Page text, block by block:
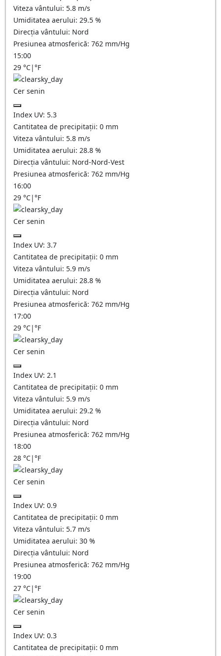
Viteza vântului: 5.8 m/s
Umiditatea aerului: 29.5 %
Direcția vântului: Nord
Presiunea atmosferică: 762 mm/Hg
15:00
29 °C|°F
Cer senin
Index UV: 5.3
Cantitatea de precipitații: 0 mm
Viteza vântului: 5.8 m/s
Umiditatea aerului: 28.8 %
Direcția vântului: Nord-Nord-Vest
Presiunea atmosferică: 762 mm/Hg
16:00
29 °C|°F
Cer senin
Index UV: 3.7
Cantitatea de precipitații: 0 mm
Viteza vântului: 5.9 m/s
Umiditatea aerului: 28.8 %
Direcția vântului: Nord
Presiunea atmosferică: 762 mm/Hg
17:00
29 °C|°F
Cer senin
Index UV: 2.1
Cantitatea de precipitații: 0 mm
Viteza vântului: 5.9 m/s
Umiditatea aerului: 29.2 %
Direcția vântului: Nord
Presiunea atmosferică: 762 mm/Hg
18:00
28 °C|°F
Cer senin
Index UV: 0.9
Cantitatea de precipitații: 0 mm
Viteza vântului: 5.7 m/s
Umiditatea aerului: 30 %
Direcția vântului: Nord
Presiunea atmosferică: 762 mm/Hg
19:00
27 °C|°F
Cer senin
Index UV: 0.3
Cantitatea de precipitații: 0 mm